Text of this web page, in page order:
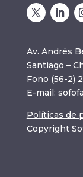
Av. Andrés
Santiago –
Fono (56-2)
E-mail:
Políticas de
Copyright